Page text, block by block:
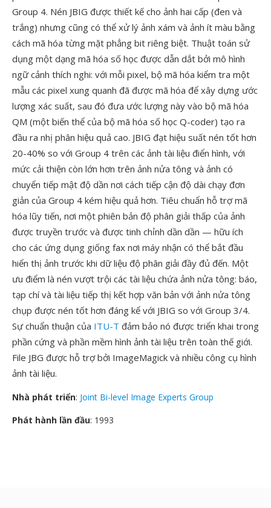
Group 4. Nén JBIG được thiết kế cho ảnh hai cấp (đen và
trắng) nhưng cũng có thể xử lý ảnh xám và ảnh ít màu bằng
cách mã hóa từng mặt phẳng bit riêng biệt. Thuật toán sử
dụng một dạng mã hóa số học được dẫn dắt bởi mô hình
ngữ cảnh thích nghi: với mỗi pixel, bộ mã hóa kiểm tra một
mẫu các pixel xung quanh đã được mã hóa để xây dựng ước
lượng xác suất, sau đó đưa ước lượng này vào bộ mã hóa
QM (một biến thể của bộ mã hóa số học Q-coder) tạo ra
đầu ra nhị phân hiệu quả cao. JBIG đạt hiệu suất nén tốt hơn
20-40% so với Group 4 trên các ảnh tài liệu điển hình, với
mức cải thiện còn lớn hơn trên ảnh nửa tông và ảnh có
chuyển tiếp mật độ dần nơi cách tiếp cận độ dài chạy đơn
giản của Group 4 kém hiệu quả hơn. Tiêu chuẩn hỗ trợ mã
hóa lũy tiến, nơi một phiên bản độ phân giải thấp của ảnh
được truyền trước và được tinh chỉnh dần dần — hữu ích
cho các ứng dụng giống fax nơi máy nhận có thể bắt đầu
hiển thị ảnh trước khi dữ liệu độ phân giải đầy đủ đến. Một
ưu điểm là nén vượt trội các tài liệu chứa ảnh nửa tông: báo,
tạp chí và tài liệu tiếp thị kết hợp văn bản với ảnh nửa tông
chụp được nén tốt hơn đáng kể với JBIG so với Group 3/4.
Sự chuẩn thuận của ITU-T đảm bảo nó được triển khai trong
phần cứng và phần mềm hình ảnh tài liệu trên toàn thế giới.
File JBG được hỗ trợ bởi ImageMagick và nhiều công cụ hình
ảnh tài liệu.
Nhà phát triển: Joint Bi-level Image Experts Group
Phát hành lần đầu: 1993